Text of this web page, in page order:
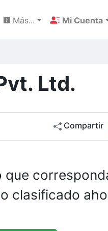
Más... Mi Cuenta
Ltd.
Compartir
que
clasificado